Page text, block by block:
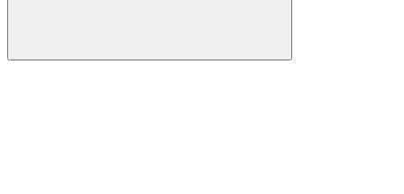
Buscar